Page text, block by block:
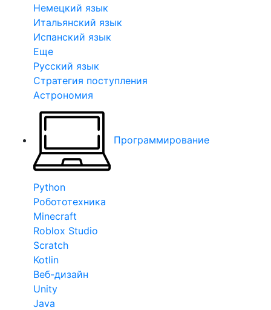
Немецкий язык
Итальянский язык
Испанский язык
Еще
Русский язык
Стратегия поступления
Астрономия
Программирование
Python
Робототехника
Minecraft
Roblox Studio
Scratch
Kotlin
Веб-дизайн
Unity
Java